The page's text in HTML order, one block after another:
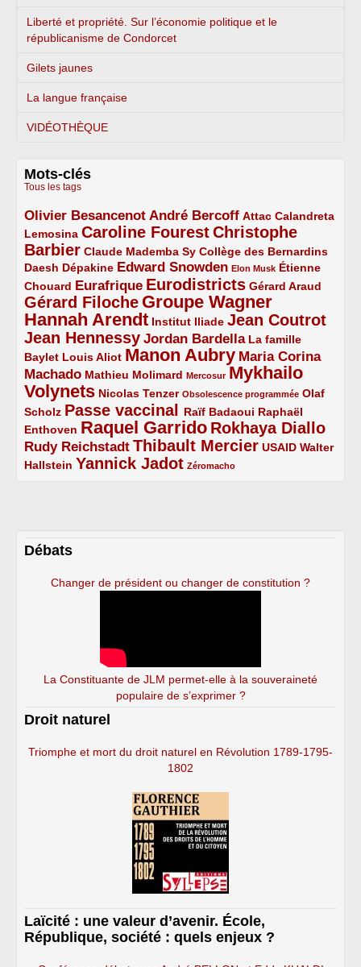
Liberté et propriété. Sur l’économie politique et le
républicanisme de Condorcet
Gilets jaunes
La langue française
VIDÉOTHÈQUE
Mots-clés
Tous les tags
Olivier Besancenot
3/5 André Bercoff
3/5 Attac
2/5
Calandreta
Lemosina
2/5 Caroline Fourest
4/5
Christophe
Barbier
4/5 Claude Mademba Sy
2/5 Collège des Bernardins
2/5
Daesh
2/5 Dépakine
2/5 Edward Snowden
3/5 Elon Musk
1/5
Étienne
Chouard
2/5 Eurafrique
3/5 Eurodistricts
4/5 Gérard Araud
2/5
Gérard Filoche
4/5 Groupe Wagner
5/5
Hannah Arendt
5/5 Institut Iliade
2/5 Jean Coutrot
4/5
Jean Hennessy
4/5 Jordan Bardella
3/5
La famille
Baylet
2/5 Louis Aliot
2/5 Manon Aubry
5/5
Maria Corina
Machado
3/5 Mathieu Molimard
2/5 Mercosur
1/5
Mykhailo
Volynets
5/5 Nicolas Tenzer
2/5 Obsolescence programmée
1/5
Olaf
Scholz
2/5 Passe vaccinal
4/5 Raïf Badaoui
2/5
Raphaël
Enthoven
2/5 Raquel Garrido
5/5 Rokhaya Diallo
4/5
Rudy Reichstadt
3/5 Thibault Mercier
4/5 USAID
2/5
Walter
Hallstein
2/5 Yannick Jadot
4/5 Zéromacho
1/5
Débats
Changer de président ou changer de constitution ?
La Constituante de JLM permet-elle à la souveraineté
populaire de s’exprimer ?
Droit naturel
Triomphe et mort du droit naturel en Révolution 1789-1795-
1802
Laïcité : une valeur d’avenir. École,
République, société : quels enjeux ?